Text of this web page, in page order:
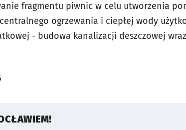
fragmentu piwnic w celu utworzenia
ogrzewania i ciepłej wody
- budowa kanalizacji deszczowej